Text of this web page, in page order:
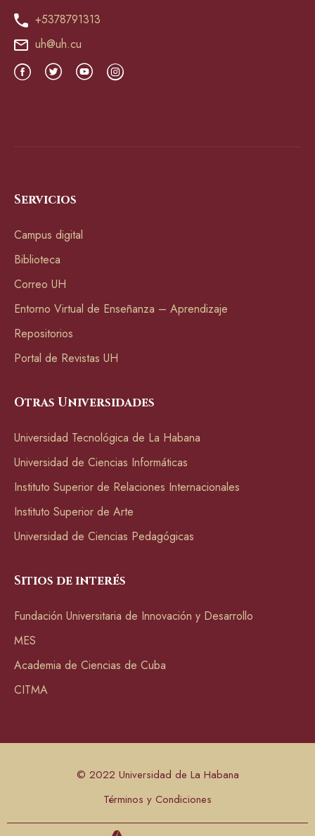
+5378791313
uh@uh.cu
Servicios
Campus digital
Biblioteca
Correo UH
Entorno Virtual de Enseñanza – Aprendizaje
Repositorios
Portal de Revistas UH
Otras Universidades
Universidad Tecnológica de La Habana
Universidad de Ciencias Informáticas
Instituto Superior de Relaciones Internacionales
Instituto Superior de Arte
Universidad de Ciencias Pedagógicas
Sitios de interés
Fundación Universitaria de Innovación y Desarrollo
MES
Academia de Ciencias de Cuba
CITMA
© 2022 Universidad de La Habana
Términos y Condiciones